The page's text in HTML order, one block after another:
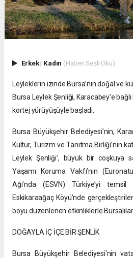
Erkek| Kadın (Haberi Sesli Oku)
Leyleklerin izinde Bursa’nın doğal ve
Bursa Leylek Şenliği, Karacabey’e
kortej yürüyüşüyle başladı.
Bursa Büyükşehir Belediyesi’nin,
Kültür, Turizm ve Tanıtma Birliği’nin
Leylek Şenliği’, büyük bir coşkuya
Yaşamı Koruma Vakfı’nın
Ağı’nda (ESVN) Türkiye’yi temsil
Eskikaraağaç Köyü’nde
boyu düzenlenen etkinliklerle
DOĞAYLA İÇ İÇE BİR ŞENLİK
Bursa Büyükşehir Belediyesi’nin